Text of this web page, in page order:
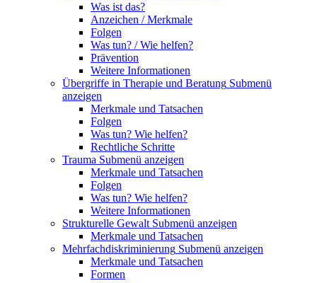
Was ist das?
Anzeichen / Merkmale
Folgen
Was tun? / Wie helfen?
Prävention
Weitere Informationen
Übergriffe in Therapie und Beratung Submenü
anzeigen
Merkmale und Tatsachen
Folgen
Was tun? Wie helfen?
Rechtliche Schritte
Trauma Submenü anzeigen
Merkmale und Tatsachen
Folgen
Was tun? Wie helfen?
Weitere Informationen
Strukturelle Gewalt Submenü anzeigen
Merkmale und Tatsachen
Mehrfachdiskriminierung Submenü anzeigen
Merkmale und Tatsachen
Formen